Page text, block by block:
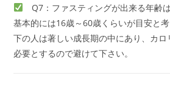
Q7：ファスティングが出来る年齢
基本的には16歳～60歳くらいが目安と
下の人は著しい成長期の中にあり、カ
必要とするので避けて下さい。